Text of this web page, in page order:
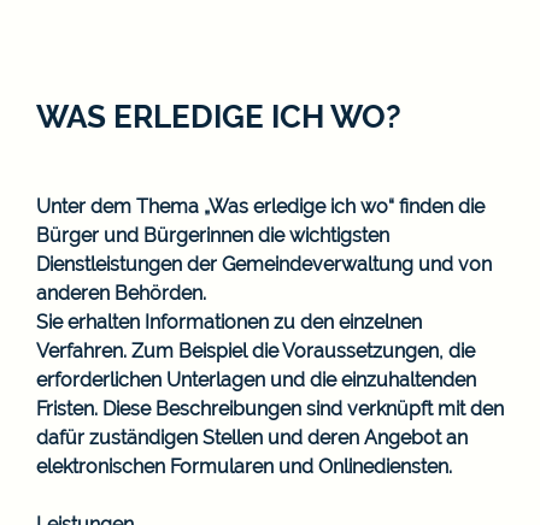
WAS ERLEDIGE ICH WO?
Unter dem Thema „Was erledige ich wo“ finden die
Bürger und Bürgerinnen die wichtigsten
Dienstleistungen der Gemeindeverwaltung und von
anderen Behörden.
Sie erhalten Informationen zu den einzelnen
Verfahren. Zum Beispiel die Voraussetzungen, die
erforderlichen Unterlagen und die einzuhaltenden
Fristen. Diese Beschreibungen sind verknüpft mit den
dafür zuständigen Stellen und deren Angebot an
elektronischen Formularen und Onlinediensten.